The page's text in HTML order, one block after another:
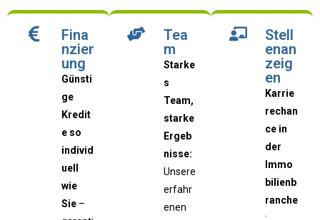
Fina
nzier
ung
Günsti
ge
Kredit
e so
individ
uell
wie
Sie–
Tea
m
Starke
s
Team,
starke
Ergeb
nisse:
Unsere
erfahr
enen
Stell
enan
zeig
en
Karrie
rechan
ce in
der
Immo
bilienb
ranche